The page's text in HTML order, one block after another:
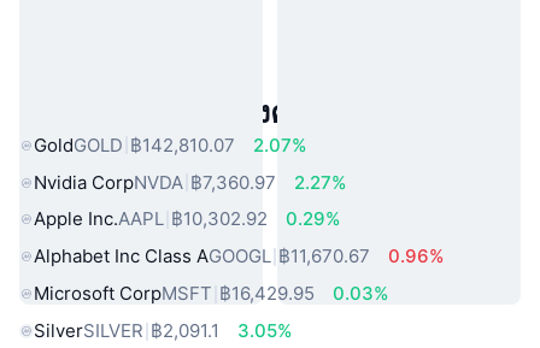
สินทรัพย์ในโลกแห่งความจริงยอดนิยม
GoldGOLD ฿142,810.07
2.07%
Nvidia CorpNVDA ฿7,360.97
2.27%
Apple Inc.AAPL ฿10,302.92
0.29%
Alphabet Inc Class AGOOGL ฿11,670.67
0.96%
Microsoft CorpMSFT ฿16,429.95
0.03%
SilverSILVER ฿2,091.1
3.05%